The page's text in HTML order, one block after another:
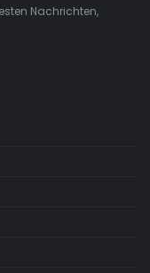
Nachrichten,